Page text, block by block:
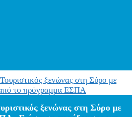
ξενώνας στη Σύρο με